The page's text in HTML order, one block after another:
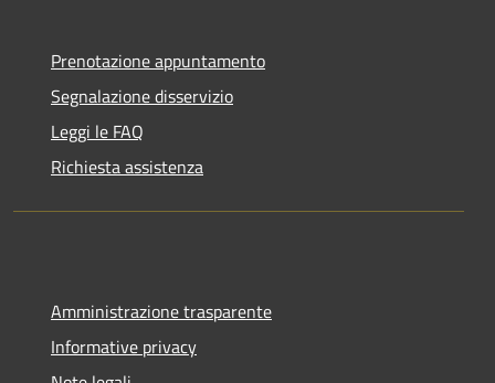
Prenotazione appuntamento
Segnalazione disservizio
Leggi le FAQ
Richiesta assistenza
Amministrazione trasparente
Informative privacy